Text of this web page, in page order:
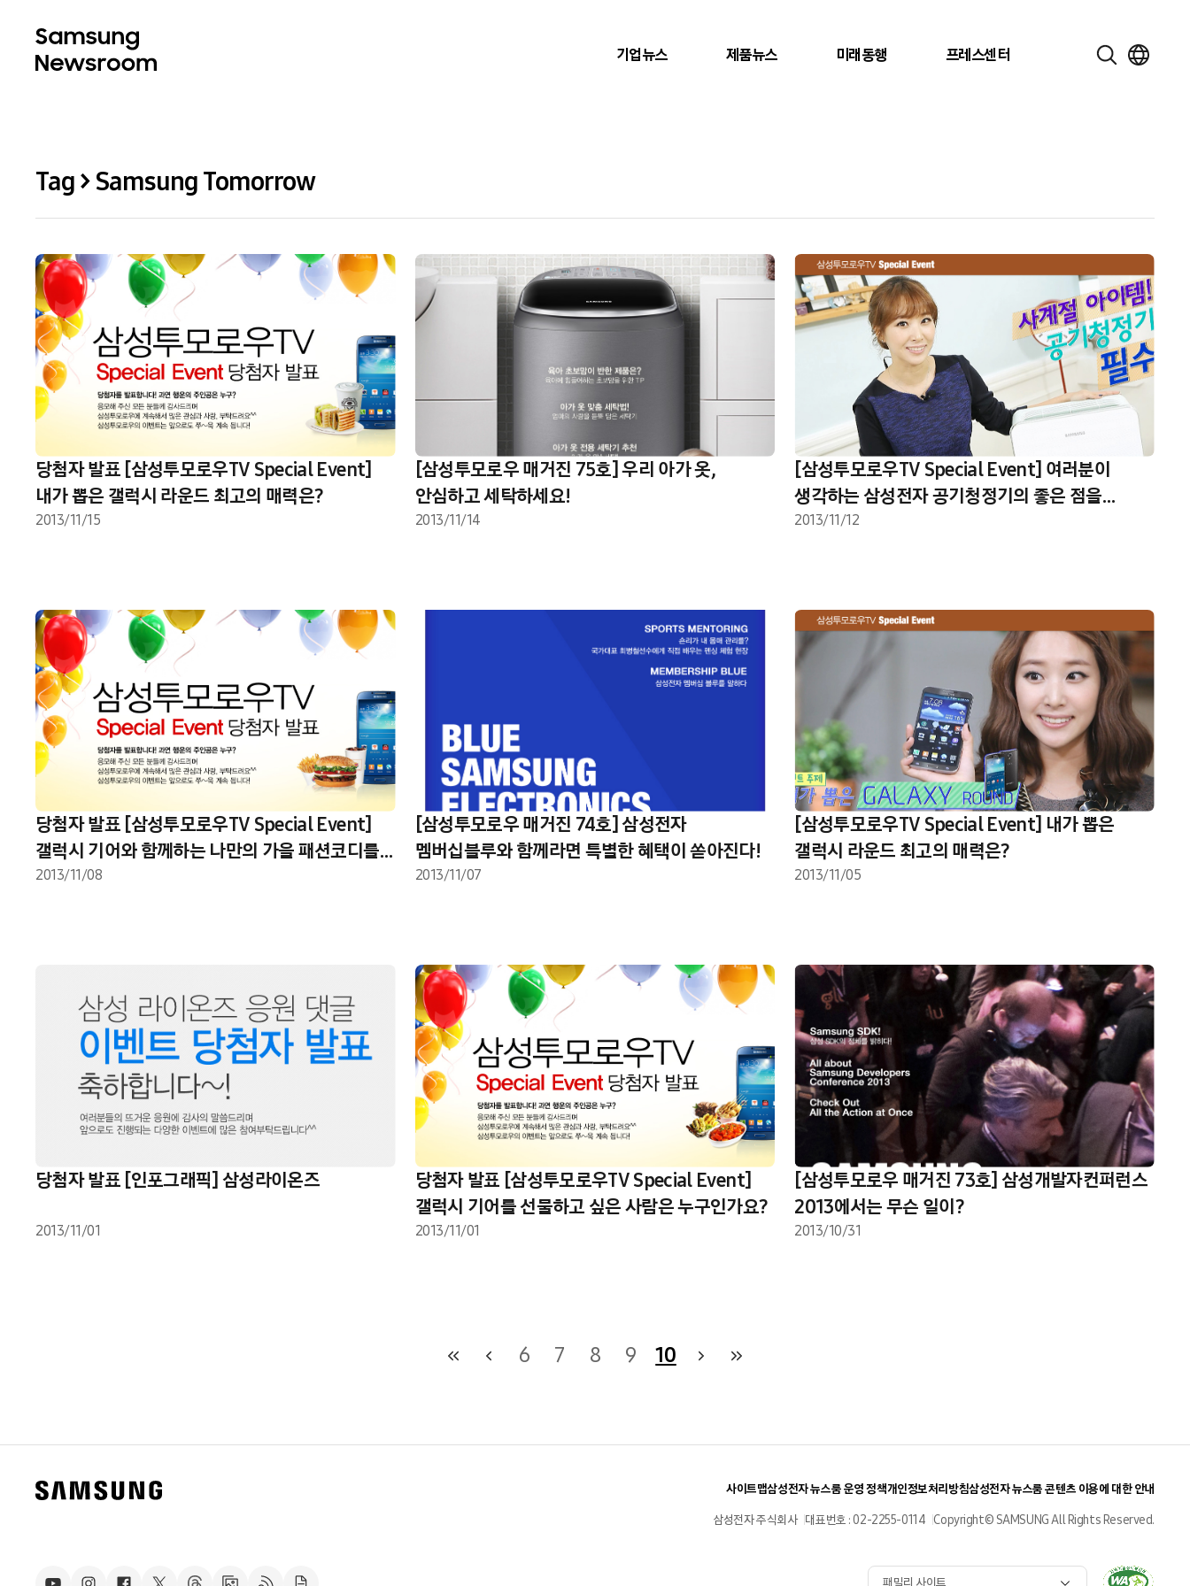
기업뉴스 제품뉴스 미래동행 프레스센터
Tag > Samsung Tomorrow
당첨자 발표 [삼성투모로우TV Special Event]
내가 뽑은 갤럭시 라운드 최고의 매력은?
2013/11/15
[삼성투모로우 매거진 75호] 우리 아가 옷,
안심하고 세탁하세요!
2013/11/14
[삼성투모로우TV Special Event] 여러분이
생각하는 삼성전자 공기청정기의 좋은 점을
별점으로 남겨 주세요.
2013/11/12
당첨자 발표 [삼성투모로우TV Special Event]
갤럭시 기어와 함께하는 나만의 가을 패션코디를
남겨주세요.
2013/11/08
[삼성투모로우 매거진 74호] 삼성전자
멤버십블루와 함께라면 특별한 혜택이 쏟아진다!
2013/11/07
[삼성투모로우TV Special Event] 내가 뽑은
갤럭시 라운드 최고의 매력은?
2013/11/05
당첨자 발표 [인포그래픽] 삼성라이온즈
2013/11/01
당첨자 발표 [삼성투모로우TV Special Event]
갤럭시 기어를 선물하고 싶은 사람은 누구인가요?
2013/11/01
[삼성투모로우 매거진 73호] 삼성개발자컨퍼런스
2013에서는 무슨 일이?
2013/10/31
6 7 8 9 10
사이트맵삼성전자 뉴스룸 운영 정책개인정보처리방침삼성전자 뉴스룸 콘텐츠 이용에 대한 안내
삼성전자 주식회사 대표번호 : 02-2255-0114 Copyright© SAMSUNG All Rights Reserved.